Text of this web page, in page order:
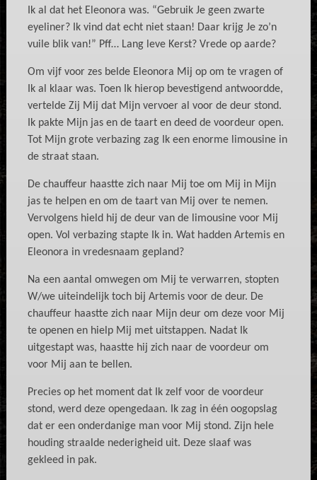
Ik al dat het Eleonora was. “Gebruik Je geen zwarte
eyeliner? Ik vind dat echt niet staan! Daar krijg Je zo’n
vuile blik van!” Pff… Lang leve Kerst? Vrede op aarde?
Om vijf voor zes belde Eleonora Mij op om te vragen of
Ik al klaar was. Toen Ik hierop bevestigend antwoordde,
vertelde Zij Mij dat Mijn vervoer al voor de deur stond.
Ik pakte Mijn jas en de taart en deed de voordeur open.
Tot Mijn grote verbazing zag Ik een enorme limousine in
de straat staan.
De chauffeur haastte zich naar Mij toe om Mij in Mijn
jas te helpen en om de taart van Mij over te nemen.
Vervolgens hield hij de deur van de limousine voor Mij
open. Vol verbazing stapte Ik in. Wat hadden Artemis en
Eleonora in vredesnaam gepland?
Na een aantal omwegen om Mij te verwarren, stopten
W/we uiteindelijk toch bij Artemis voor de deur. De
chauffeur haastte zich naar Mijn deur om deze voor Mij
te openen en hielp Mij met uitstappen. Nadat Ik
uitgestapt was, haastte hij zich naar de voordeur om
voor Mij aan te bellen.
Precies op het moment dat Ik zelf voor de voordeur
stond, werd deze opengedaan. Ik zag in één oogopslag
dat er een onderdanige man voor Mij stond. Zijn hele
houding straalde nederigheid uit. Deze slaaf was
gekleed in pak.